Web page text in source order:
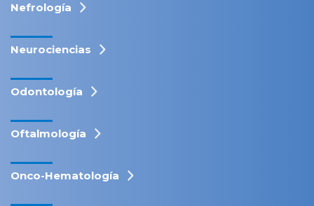
Nefrología
Neurociencias
Odontología
Oftalmología
Onco-Hematología